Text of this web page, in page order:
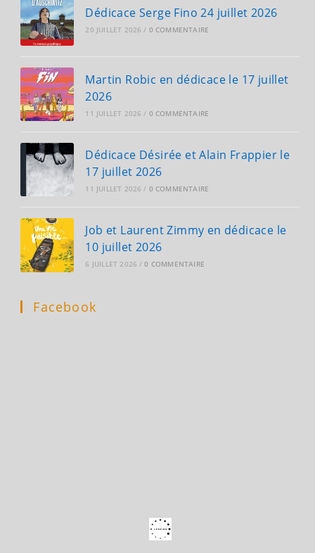
Dédicace Serge Fino 24 juillet 2026
20 JUILLET 2026 / 0 COMMENTAIRE
Martin Robic en dédicace le 17 juillet
2026
11 JUILLET 2026 / 0 COMMENTAIRE
Dédicace Désirée et Alain Frappier le
17 juillet 2026
11 JUILLET 2026 / 0 COMMENTAIRE
Job et Laurent Zimmy en dédicace le
10 juillet 2026
6 JUILLET 2026 / 0 COMMENTAIRE
Facebook